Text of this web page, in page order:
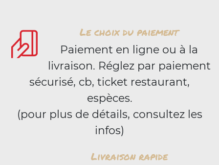
Le choix du paiement
Paiement en ligne ou à la
livraison. Réglez par paiement
sécurisé, cb, ticket restaurant,
espèces.
(pour plus de détails, consultez les
infos)
Livraison rapide